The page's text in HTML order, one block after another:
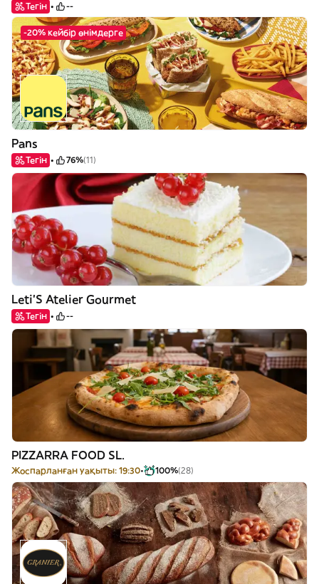
Тегін --
-20% кейбір өнімдерге
Pans
Тегін 76%(11)
Leti’S Atelier Gourmet
Тегін --
PIZZARRA FOOD SL.
Жоспарланған уақыты: 19:30 100%(28)